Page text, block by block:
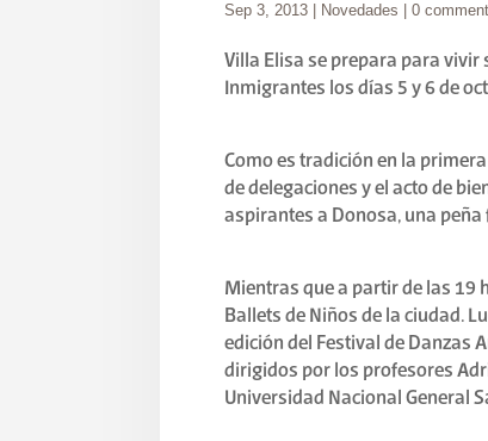
Sep 3, 2013 Novedades |0
Villa Elisa se prepara para vivir
Inmigrantes los días 5 y 6 de
Como es tradición en la
de delegaciones y el acto de
aspirantes a Donosa, una peña
Mientras que a partir de las 19
Ballets de Niños de la ciudad.
edición del Festival de Danzas
dirigidos por los profesores
Universidad Nacional General